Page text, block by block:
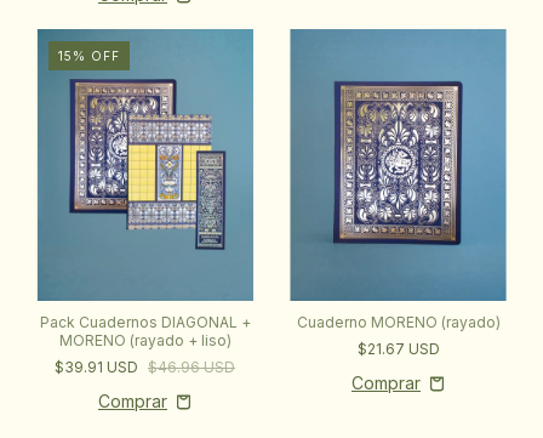
15 % OFF
Pack Cuadernos DIAGONAL +
MORENO (rayado + liso)
$39.91 USD $46.96 USD
Cuaderno MORENO (rayado)
$21.67 USD